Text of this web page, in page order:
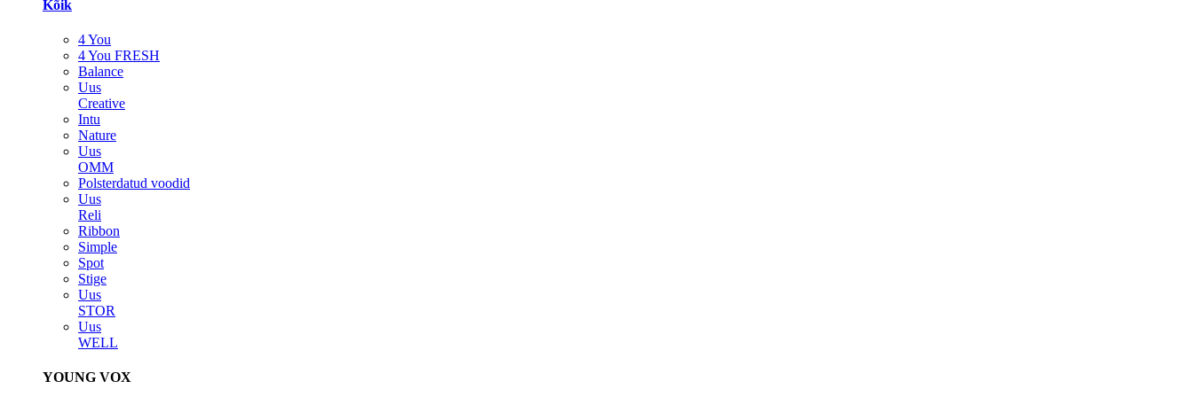
Kõik
4 You
4 You FRESH
Balance
Uus
Creative
Intu
Nature
Uus
OMM
Polsterdatud voodid
Uus
Reli
Ribbon
Simple
Spot
Stige
Uus
STOR
Uus
WELL
YOUNG VOX